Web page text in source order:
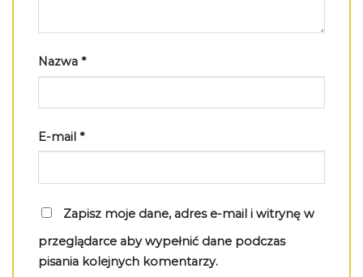
Nazwa *
E-mail *
Zapisz moje dane, adres e-mail i witrynę w
przeglądarce aby wypełnić dane podczas
pisania kolejnych komentarzy.